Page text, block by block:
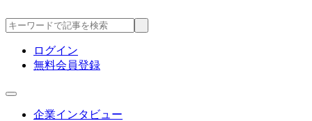
ログイン
無料会員登録
企業インタビュー